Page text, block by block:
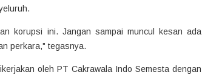
korupsi ini. Jangan sampai muncul kesan ada
perkara," tegasnya.
oleh PT Cakrawala Indo Semesta dengan